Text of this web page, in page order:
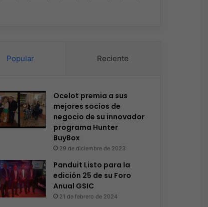
Popular Reciente
Ocelot premia a sus
mejores socios de
negocio de su innovador
programa Hunter
BuyBox
29 de diciembre de 2023
Panduit Listo para la
edición 25 de su Foro
Anual GSIC
21 de febrero de 2024